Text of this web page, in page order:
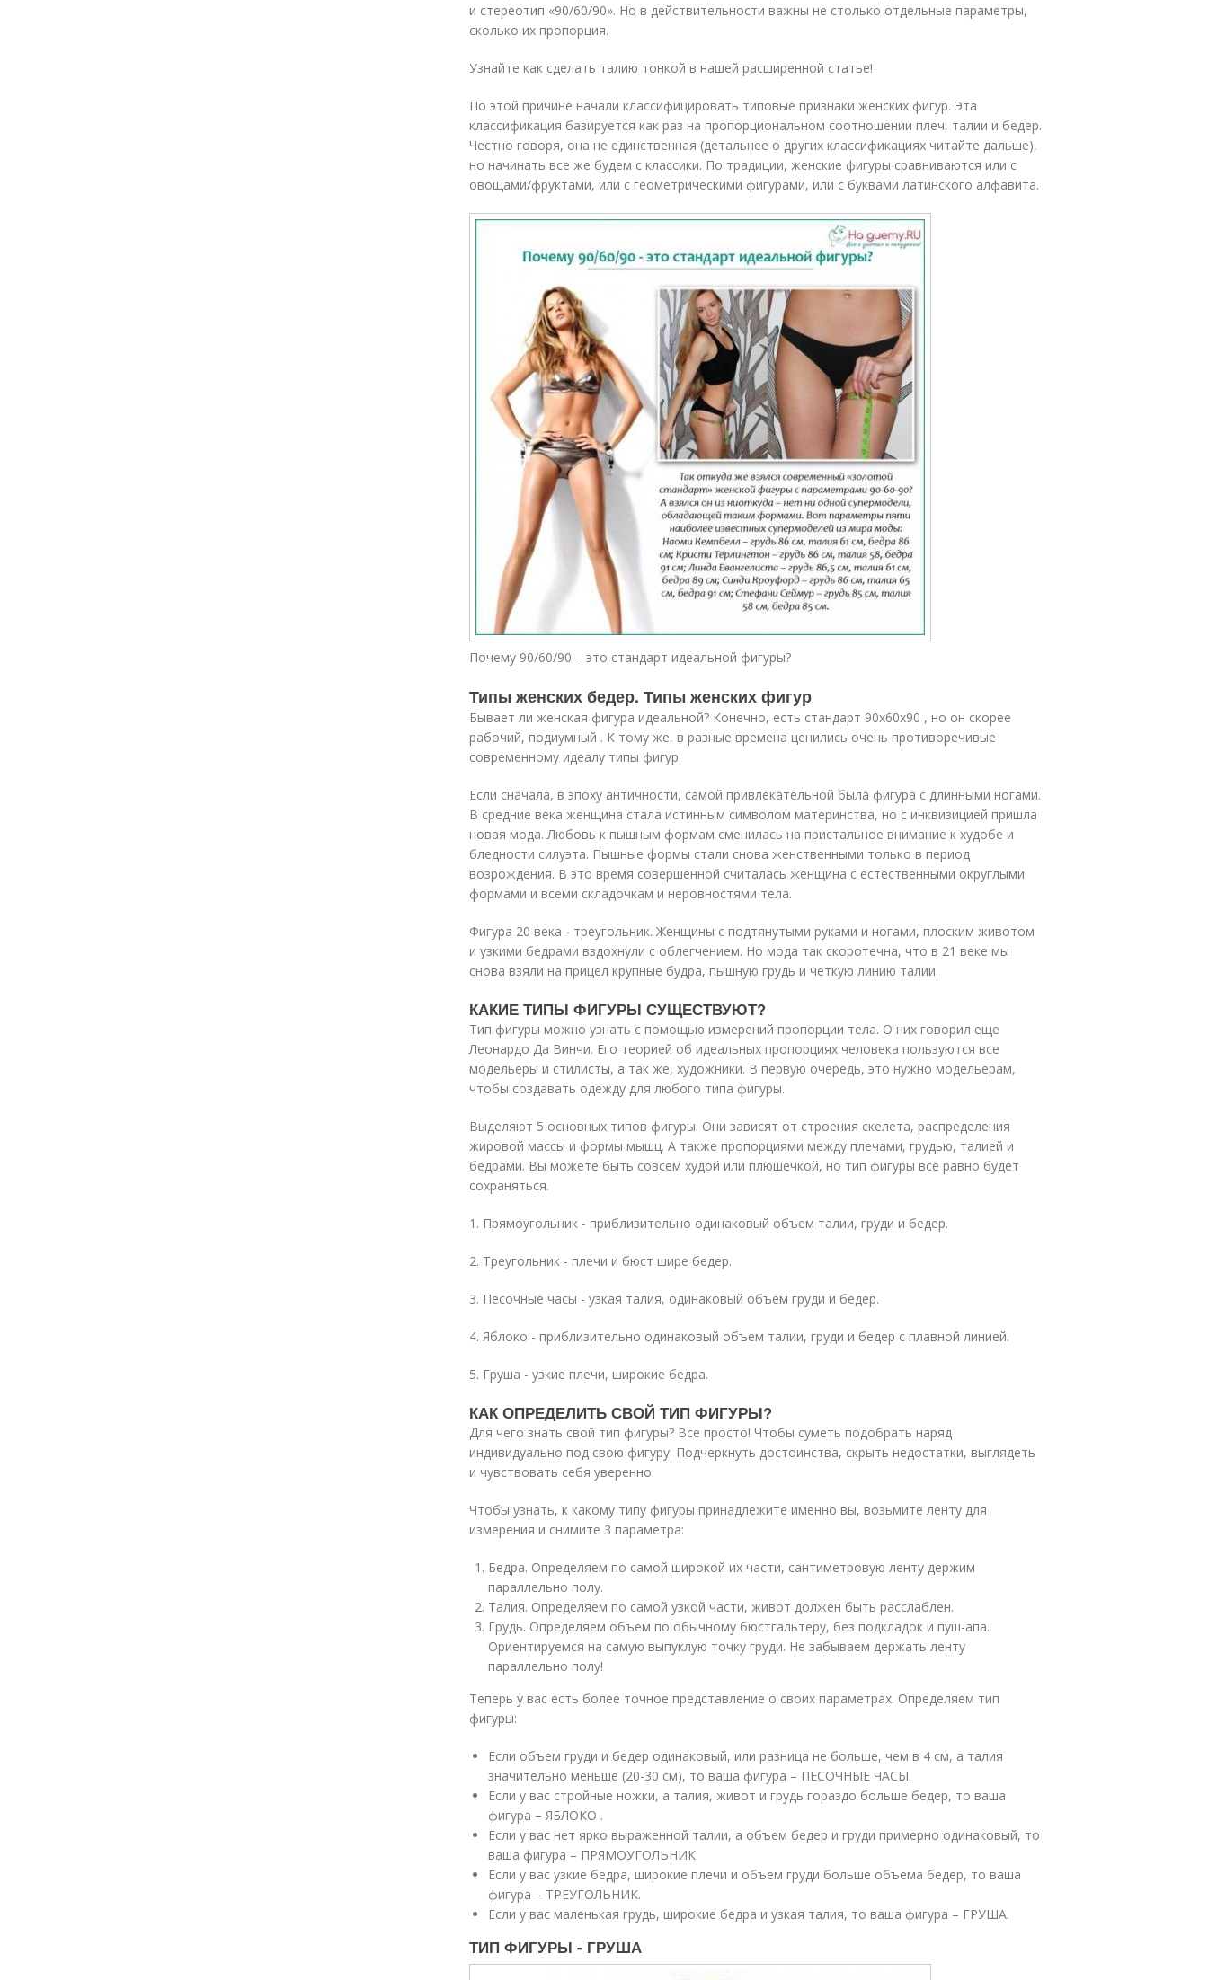
и стереотип «90/60/90». Но в действительности важны не столько отдельные параметры,
сколько их пропорция.
Узнайте как сделать талию тонкой в нашей расширенной статье!
По этой причине начали классифицировать типовые признаки женских фигур. Эта
классификация базируется как раз на пропорциональном соотношении плеч, талии и бедер.
Честно говоря, она не единственная (детальнее о других классификациях читайте дальше),
но начинать все же будем с классики. По традиции, женские фигуры сравниваются или с
овощами/фруктами, или с геометрическими фигурами, или с буквами латинского алфавита.
Почему 90/60/90 – это стандарт идеальной фигуры?
Типы женских бедер. Типы женских фигур
Бывает ли женская фигура идеальной? Конечно, есть стандарт 90х60х90 , но он скорее
рабочий, подиумный . К тому же, в разные времена ценились очень противоречивые
современному идеалу типы фигур.
Если сначала, в эпоху античности, самой привлекательной была фигура с длинными ногами.
В средние века женщина стала истинным символом материнства, но с инквизицией пришла
новая мода. Любовь к пышным формам сменилась на пристальное внимание к худобе и
бледности силуэта. Пышные формы стали снова женственными только в период
возрождения. В это время совершенной считалась женщина с естественными округлыми
формами и всеми складочкам и неровностями тела.
Фигура 20 века - треугольник. Женщины с подтянутыми руками и ногами, плоским животом
и узкими бедрами вздохнули с облегчением. Но мода так скоротечна, что в 21 веке мы
снова взяли на прицел крупные будра, пышную грудь и четкую линию талии.
КАКИЕ ТИПЫ ФИГУРЫ СУЩЕСТВУЮТ?
Тип фигуры можно узнать с помощью измерений пропорции тела. О них говорил еще
Леонардо Да Винчи. Его теорией об идеальных пропорциях человека пользуются все
модельеры и стилисты, а так же, художники. В первую очередь, это нужно модельерам,
чтобы создавать одежду для любого типа фигуры.
Выделяют 5 основных типов фигуры. Они зависят от строения скелета, распределения
жировой массы и формы мышц. А также пропорциями между плечами, грудью, талией и
бедрами. Вы можете быть совсем худой или плюшечкой, но тип фигуры все равно будет
сохраняться.
1. Прямоугольник - приблизительно одинаковый объем талии, груди и бедер.
2. Треугольник - плечи и бюст шире бедер.
3. Песочные часы - узкая талия, одинаковый объем груди и бедер.
4. Яблоко - приблизительно одинаковый объем талии, груди и бедер с плавной линией.
5. Груша - узкие плечи, широкие бедра.
КАК ОПРЕДЕЛИТЬ СВОЙ ТИП ФИГУРЫ?
Для чего знать свой тип фигуры? Все просто! Чтобы суметь подобрать наряд
индивидуально под свою фигуру. Подчеркнуть достоинства, скрыть недостатки, выглядеть
и чувствовать себя уверенно.
Чтобы узнать, к какому типу фигуры принадлежите именно вы, возьмите ленту для
измерения и снимите 3 параметра:
Бедра. Определяем по самой широкой их части, сантиметровую ленту держим
параллельно полу.
Талия. Определяем по самой узкой части, живот должен быть расслаблен.
Грудь. Определяем объем по обычному бюстгальтеру, без подкладок и пуш-апа.
Ориентируемся на самую выпуклую точку груди. Не забываем держать ленту
параллельно полу!
Теперь у вас есть более точное представление о своих параметрах. Определяем тип
фигуры:
Если объем груди и бедер одинаковый, или разница не больше, чем в 4 см, а талия
значительно меньше (20-30 см), то ваша фигура – ПЕСОЧНЫЕ ЧАСЫ.
Если у вас стройные ножки, а талия, живот и грудь гораздо больше бедер, то ваша
фигура – ЯБЛОКО .
Если у вас нет ярко выраженной талии, а объем бедер и груди примерно одинаковый, то
ваша фигура – ПРЯМОУГОЛЬНИК.
Если у вас узкие бедра, широкие плечи и объем груди больше объема бедер, то ваша
фигура – ТРЕУГОЛЬНИК.
Если у вас маленькая грудь, широкие бедра и узкая талия, то ваша фигура – ГРУША.
ТИП ФИГУРЫ - ГРУША